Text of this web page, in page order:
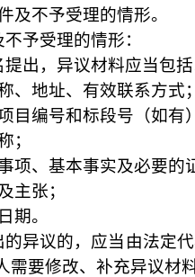
及不予受理的情形。
予受理的情形：
提出，异议材料应当包括
、地址、有效联系方式；
目编号和标段号（如有
；
项、基本事实及必要的
主张；
期。
异议的，应当由法定
需要修改、补充异议材